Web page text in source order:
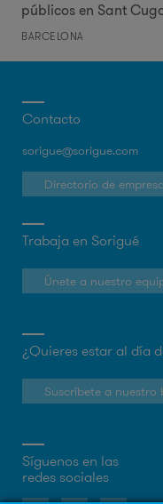
públicos en Sant
BARCELONA
Contacto
sorigue@sorigue.com
Directorio de
Trabaja en Sorigué
Únete a nuestro
¿Quieres estar al día
Suscríbete a nuestro
Síguenos en las
redes sociales